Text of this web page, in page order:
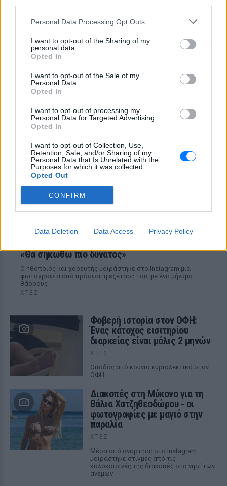
Personal Data Processing Opt Outs
I want to opt-out of the Sharing of my
personal data.
Opted In
I want to opt-out of the Sale of my
Personal Data.
Opted In
I want to opt-out of processing my
Personal Data for Targeted Advertising.
Opted In
I want to opt-out of Collection, Use,
Retention, Sale, and/or Sharing of my
Personal Data that Is Unrelated with the
Purposes for which it was collected.
Opted Out
CONFIRM
Data Deletion Data Access Privacy Policy
Πάρο με μαύρο μπικίνι ‑ δείτε
ΣΉΜΕΡΑ
Το μοντέλο μοιράστηκε φωτογραφίες
από τις καλοκαιρινές της διακοπές στο
Ιωάννα Τούνη: «Έβγαλα όλο το
βράδυ στο νοσοκομείο με ορούς
ΣΉΜΕΡΑ
Η επιχειρηματίας έπαθε τροφική
ώρες που πέρασε.
«Θα σηκωθώ πιο δυνατός»
Ο ηθοποιός και χορευτής μοιράστηκε στο Instagram μια
φωτογραφία από πρόσφατη εξέτασή του, με ένα μήνυμα
θάρρους
ΧΤΕΣ
Φοβερή ιστορία στον ΟΦΗ:
Ένας κάτοχος εισιτηρίου
διαρκείας είναι μόλις 2 μηνών
ΧΤΕΣ
Οπαδός από κούνια κυριολεκτικά στον
ΟΦΗ
Διακοπές στη Μύκονο για τη
Βάλια Χατζηθεοδώρου ‑ οι
φωτογραφίες με μαγιό στην
παραλία
ΧΤΕΣ
Μέσα από ανάρτηση στο Instagram
μοιράστηκε στιγμές από τις
καλοκαιρινές της διακοπές στο νησί των
ανέμων